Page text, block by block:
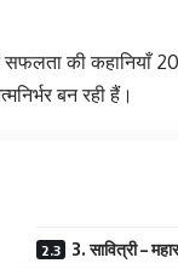
सफलता की कहानियाँ
बन रही हैं।
3. सावित्री –